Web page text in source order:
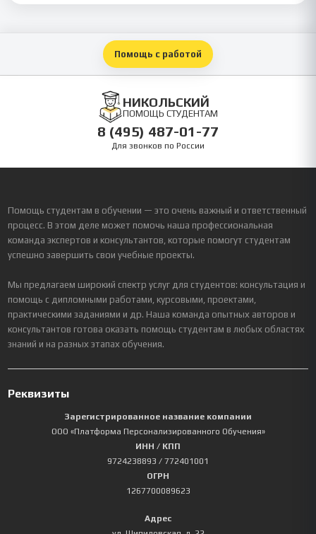
Помощь с работой
НИКОЛЬСКИЙ
ПОМОЩЬ СТУДЕНТАМ
8 (495) 487-01-77
Для звонков по России
Помощь студентам в обучении — это очень важный и ответственный
процесс. В этом деле может помочь наша профессиональная
команда экспертов и консультантов, которые помогут студентам
успешно завершить свои учебные проекты.
Мы предлагаем широкий спектр услуг для студентов: консультация и
помощь с дипломными работами, курсовыми, проектами,
практическими заданиями и др. Наша команда опытных авторов и
консультантов готова оказать помощь студентам в любых областях
знаний и на разных этапах обучения.
Реквизиты
Зарегистрированное название компании
ООО «Платформа Персонализированного Обучения»
ИНН / КПП
9724238893 / 772401001
ОГРН
1267700089623
Адрес